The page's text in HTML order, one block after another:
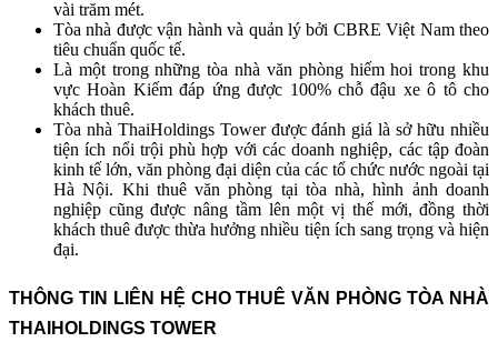
vài trăm mét.
Tòa nhà được vận hành và quản lý bởi CBRE Việt Nam theo
tiêu chuẩn quốc tế.
Là một trong những tòa nhà văn phòng hiếm hoi trong khu
vực Hoàn Kiếm đáp ứng được 100% chỗ đậu xe ô tô cho
khách thuê.
Tòa nhà ThaiHoldings Tower được đánh giá là sở hữu nhiều
tiện ích nổi trội phù hợp với các doanh nghiệp, các tập đoàn
kinh tế lớn, văn phòng đại diện của các tổ chức nước ngoài tại
Hà Nội. Khi thuê văn phòng tại tòa nhà, hình ảnh doanh
nghiệp cũng được nâng tầm lên một vị thế mới, đồng thời
khách thuê được thừa hưởng nhiều tiện ích sang trọng và hiện
đại.
THÔNG TIN LIÊN HỆ CHO THUÊ VĂN PHÒNG TÒA NHÀ
THAIHOLDINGS TOWER